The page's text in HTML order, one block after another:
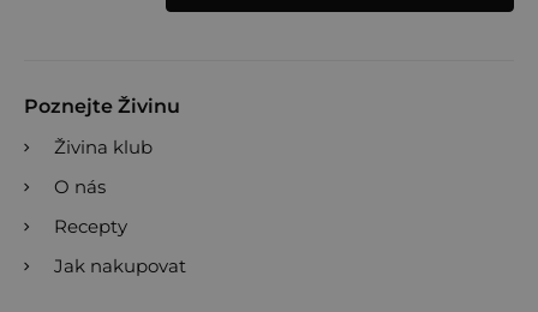
Poznejte Živinu
Živina klub
O nás
Recepty
Jak nakupovat